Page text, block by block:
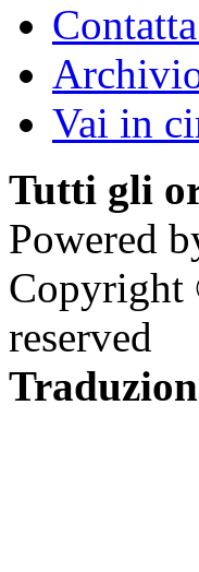
Vai in
Tutti gli
Powered
Copyright
reserved